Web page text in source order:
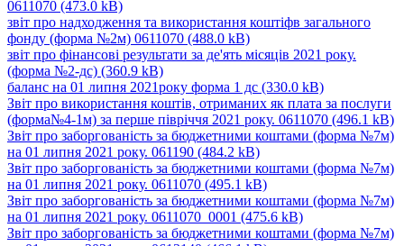
0611070 (473.0 kB)
звіт про надходження та використання коштіфв загального
фонду (форма №2м) 0611070 (488.0 kB)
звіт про фінансові результати за де'ять місяців 2021 року.
(форма №2-дс) (360.9 kB)
баланс на 01 липня 2021року форма 1 дс (330.0 kB)
Звіт про використання коштів, отриманих як плата за послуги
(форма№4-1м) за перше півріччя 2021 року. 0611070 (496.1 kB)
Звіт про заборгованість за бюджетними коштами (форма №7м)
на 01 липня 2021 року. 061190 (484.2 kB)
Звіт про заборгованість за бюджетними коштами (форма №7м)
на 01 липня 2021 року. 0611070 (495.1 kB)
Звіт про заборгованість за бюджетними коштами (форма №7м)
на 01 липня 2021 року. 0611070_0001 (475.6 kB)
Звіт про заборгованість за бюджетними коштами (форма №7м)